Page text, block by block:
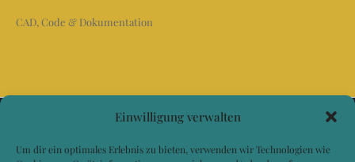
Einwilligung verwalten
Um dir ein optimales Erlebnis zu bieten, verwenden wir Technologien wie
CAD, Code & Dokumentation
Impressum